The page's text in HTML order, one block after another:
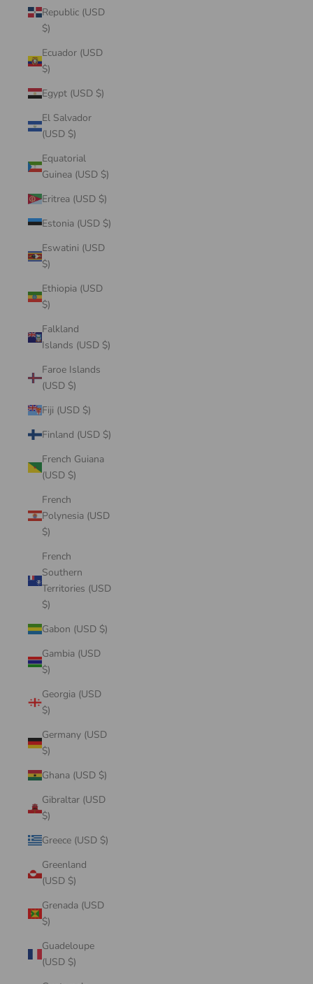
Republic (USD
$)
Ecuador (USD
$)
Egypt (USD $)
El Salvador
(USD $)
Equatorial
Guinea (USD $)
Eritrea (USD $)
Estonia (USD $)
Eswatini (USD
$)
Ethiopia (USD
$)
Falkland
Islands (USD $)
Faroe Islands
(USD $)
Fiji (USD $)
Finland (USD $)
French Guiana
(USD $)
French
Polynesia (USD
$)
French
Southern
Territories (USD
$)
Gabon (USD $)
Gambia (USD
$)
Georgia (USD
$)
Germany (USD
$)
Ghana (USD $)
Gibraltar (USD
$)
Greece (USD $)
Greenland
(USD $)
Grenada (USD
$)
Guadeloupe
(USD $)